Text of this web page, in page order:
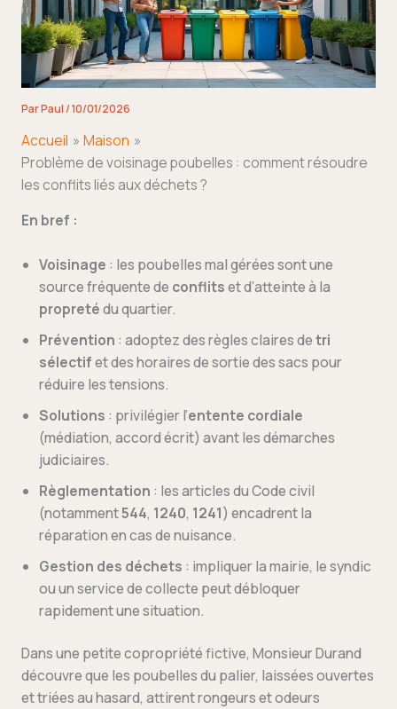
ParPaul/10/01/2026
Accueil
Maison
Problème de voisinage poubelles : comment résoudre
les conflits liés aux déchets ?
En bref :
Voisinage : les poubelles mal gérées sont une
source fréquente de conflitset d’atteinte à la
propretédu quartier.
Prévention : adoptez des règles claires detri
sélectifet des horaires de sortie des sacs pour
réduire les tensions.
Solutions : privilégier l’entente cordiale
(médiation, accord écrit) avant les démarches
judiciaires.
Règlementation : les articles du Code civil
(notamment544, 1240, 1241) encadrent la
réparation en cas de nuisance.
Gestion des déchets : impliquer la mairie, le syndic
ou un service de collecte peut débloquer
rapidement une situation.
Dans une petite copropriété fictive, Monsieur Durand
découvre que les poubelles du palier, laissées ouvertes
et triées au hasard, attirent rongeurs et odeurs